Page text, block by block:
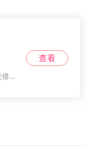
界面设计简洁，
无论是通勤路上还
新米视频app这款免费追剧软件凭借其广泛的影视资源和便捷的使用体验，成为了影视爱好者追剧的不二选择。软件内置了一个强大的搜索引擎，用户只需输入关键词即可一键搜索
查看